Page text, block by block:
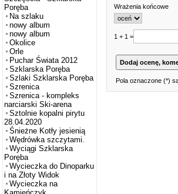
Poręba
Na szlaku
nowy album
nowy album
Okolice
Orle
Puchar Świata 2012
Szklarska Poręba
Szlaki Szklarska Poręba
Szrenica
Szrenica - kompleks
narciarski Ski-arena
Sztolnie kopalni pirytu
28.04.2020
Śnieżne Kotły jesienią
Wędrówka szczytami.
Wyciągi Szklarska
Poręba
Wycieczka do Dinoparku
i na Złoty Widok
Wycieczka na
Wrażenia końcowe
1 + 1 =
Pola oznaczone (*)